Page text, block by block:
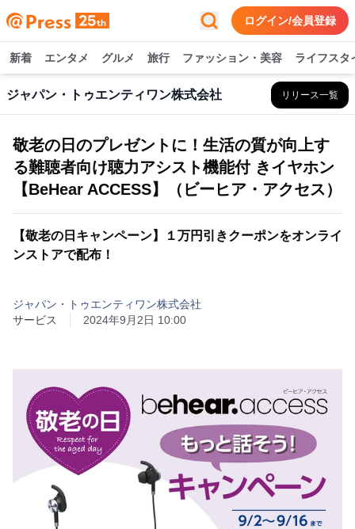
ログイン/会員登録
新着 エンタメ グルメ 旅行 ファッション・美容 ライフスタ
ジャパン・トゥエンティワン株式会社 リリース一覧
敬老の日のプレゼントに！生活の質が向上す
る難聴者向け聴力アシスト機能付 きイヤホン
【BeHear ACCESS】（ビーヒア・アクセス）
【敬老の日キャンペーン】１万円引きクーポンをオンライ
ンストアで配布！
ジャパン・トゥエンティワン株式会社
サービス
2024年9月2日 10:00